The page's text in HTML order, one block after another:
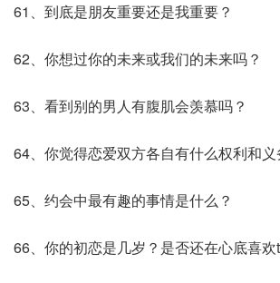
61、到底是朋友重要还是我重要？
62、你想过你的未来或我们的未来吗？
63、看到别的男人有腹肌会羡慕吗？
64、你觉得恋爱双方各自有什么权利和义
65、约会中最有趣的事情是什么？
66、你的初恋是几岁？是否还在心底喜欢